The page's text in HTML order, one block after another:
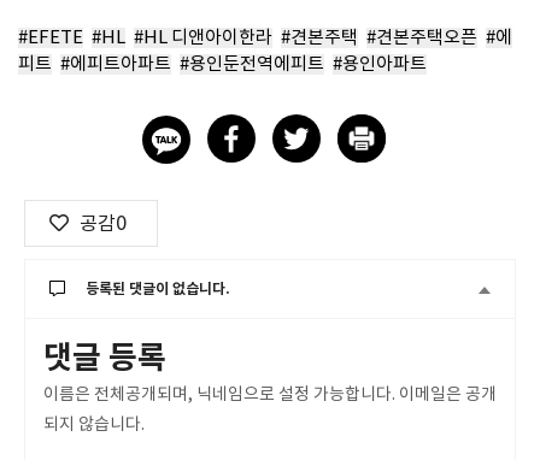
#EFETE #HL #HL 디앤아이한라 #견본주택 #견본주택오픈 #에
피트 #에피트아파트 #용인둔전역에피트 #용인아파트
공감0
등록된 댓글이 없습니다.
댓글 등록
이름은 전체공개되며, 닉네임으로 설정 가능합니다. 이메일은 공개
되지 않습니다.